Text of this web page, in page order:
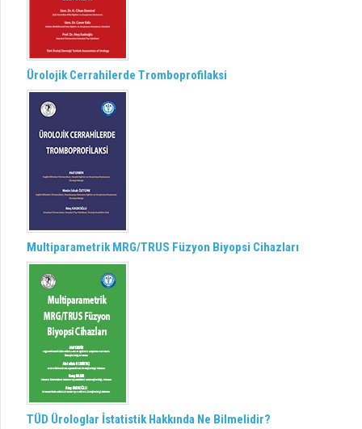
Ürolojik Cerrahilerde Tromboprofilaksi
Multiparametrik MRG/TRUS Füzyon Biyopsi Cihazları
TÜD Ürologlar İstatistik Hakkında Ne Bilmelidir?